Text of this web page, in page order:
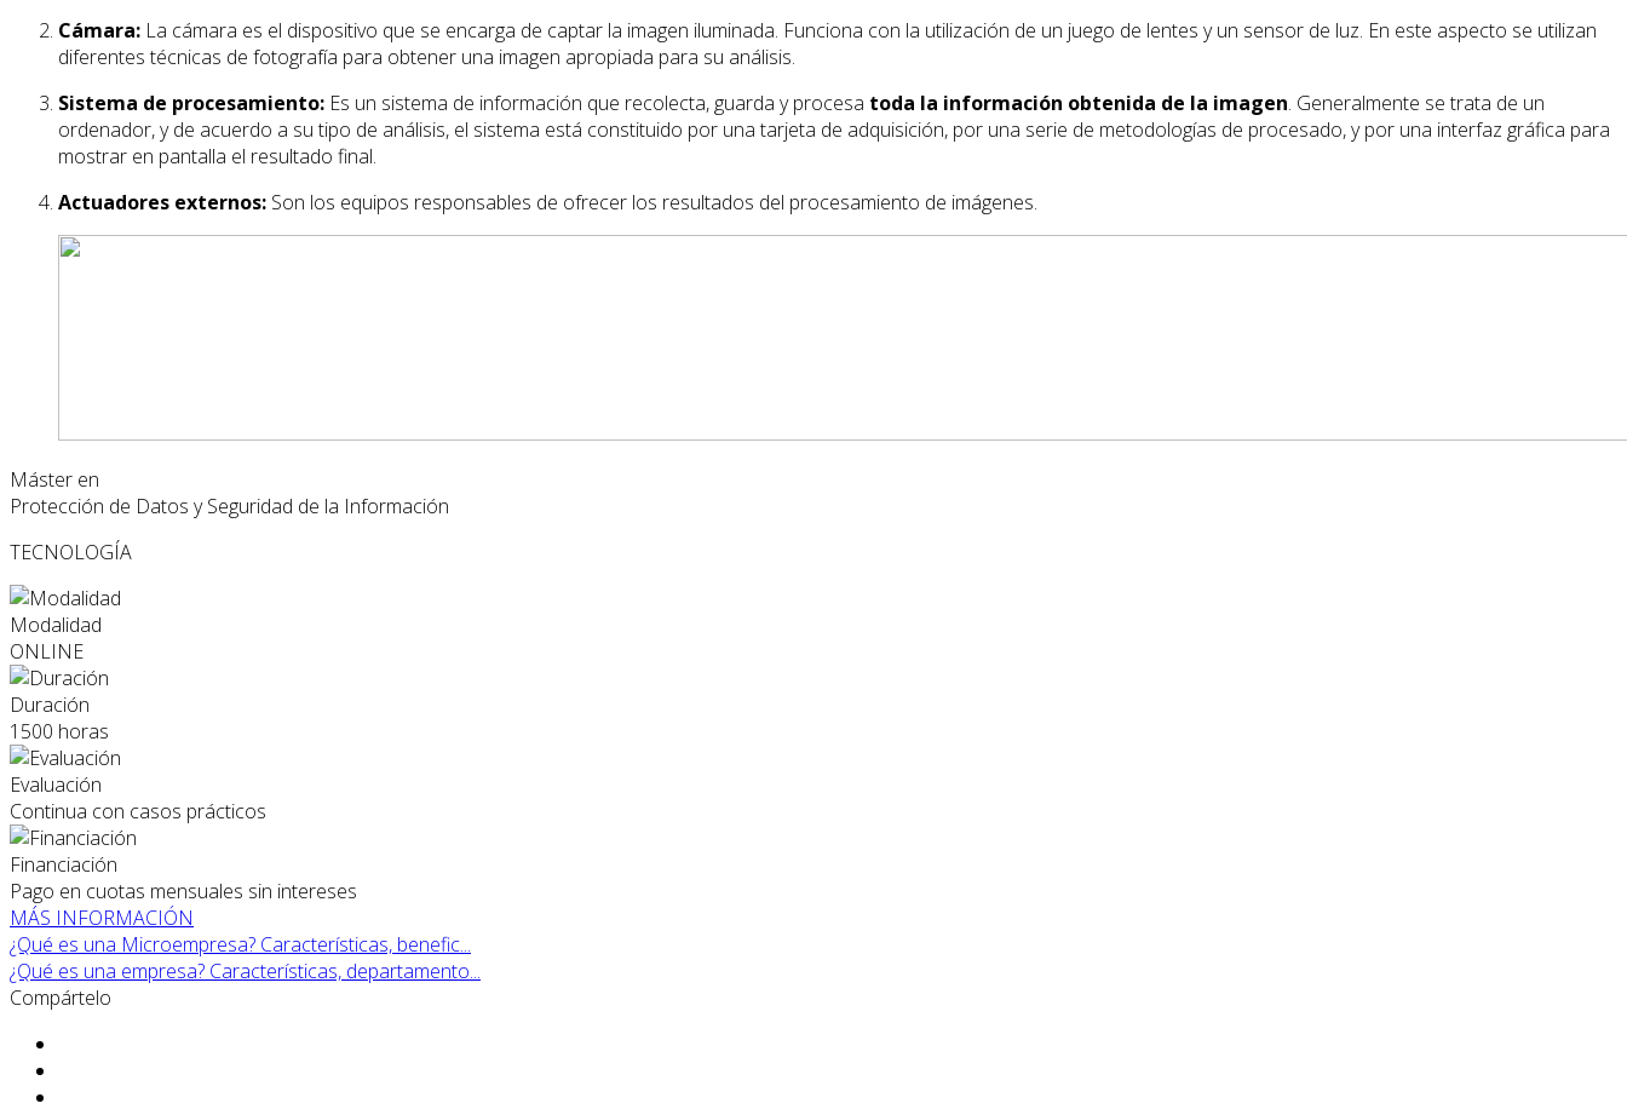
Cámara: La cámara es el dispositivo que se encarga de captar la imagen iluminada. Funciona con la utilización de un juego de lentes y un sensor de luz. En este aspecto se utilizan
diferentes técnicas de fotografía para obtener una imagen apropiada para su análisis.
Sistema de procesamiento: Es un sistema de información que recolecta, guarda y procesa toda la información obtenida de la imagen. Generalmente se trata de un
ordenador, y de acuerdo a su tipo de análisis, el sistema está constituido por una tarjeta de adquisición, por una serie de metodologías de procesado, y por una interfaz gráfica para
mostrar en pantalla el resultado final.
Actuadores externos: Son los equipos responsables de ofrecer los resultados del procesamiento de imágenes.
Máster en
Protección de Datos y Seguridad de la Información
TECNOLOGÍA
Modalidad
ONLINE
Duración
1500 horas
Evaluación
Continua con casos prácticos
Financiación
Pago en cuotas mensuales sin intereses
MÁS INFORMACIÓN
¿Qué es una Microempresa? Características, benefic...
¿Qué es una empresa? Características, departamento...
Compártelo